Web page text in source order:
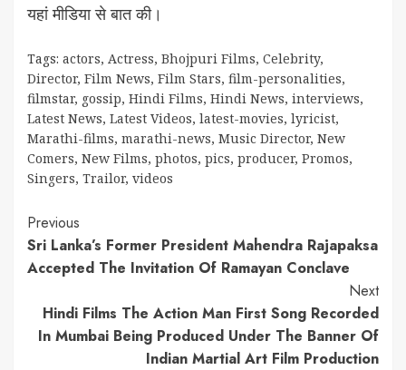
यहां मीडिया से बात की।
Tags: actors, Actress, Bhojpuri Films, Celebrity,
Director, Film News, Film Stars, film-personalities,
filmstar, gossip, Hindi Films, Hindi News, interviews,
Latest News, Latest Videos, latest-movies, lyricist,
Marathi-films, marathi-news, Music Director, New
Comers, New Films, photos, pics, producer, Promos,
Singers, Trailor, videos
Continue
Reading
Previous
Sri Lanka’s Former President Mahendra Rajapaksa
Accepted The Invitation Of Ramayan Conclave
Next
Hindi Films The Action Man First Song Recorded
In Mumbai Being Produced Under The Banner Of
Indian Martial Art Film Production